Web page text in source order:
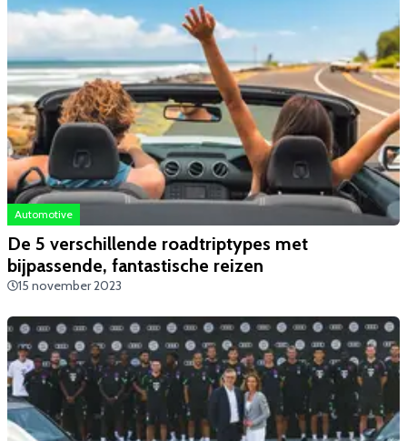
Automotive
​De 5 verschillende roadtriptypes met
bijpassende, fantastische reizen
15 november 2023